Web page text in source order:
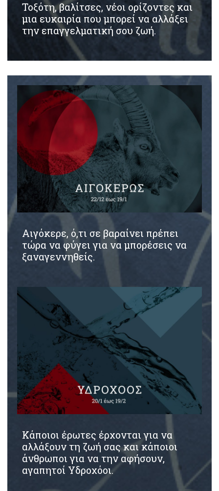
Τοξότη, βαλίτσες, νέοι ορίζοντες και
μια ευκαιρία που μπορεί να αλλάξει
την επαγγελματική σου ζωή.
Αιγόκερε, ό,τι σε βαραίνει πρέπει
τώρα να φύγει για να μπορέσεις να
ξαναγεννηθείς.
Κάποιοι έρωτες έρχονται για να
αλλάξουν τη ζωή σας και κάποιοι
άνθρωποι για να την αφήσουν,
αγαπητοί Υδροχόοι.